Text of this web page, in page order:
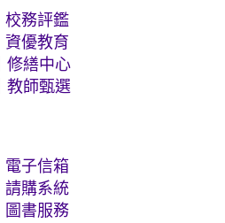
校務評鑑
資優教育
修繕中心
教師甄選
電子信箱
請購系統
圖書服務